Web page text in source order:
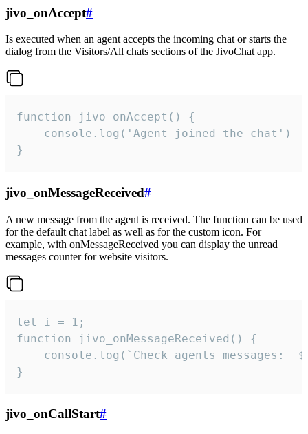
jivo_onAccept#
Is executed when an agent accepts the incoming chat or starts the
dialog from the Visitors/All chats sections of the JivoChat app.
function jivo_onAccept() {
}
jivo_onMessageReceived#
A new message from the agent is received. The function can be used
for the default chat label as well as for the custom icon. For
example, with onMessageReceived you can display the unread
messages counter for website visitors.
let i = 1;
function jivo_onMessageReceived() {
}
jivo_onCallStart#